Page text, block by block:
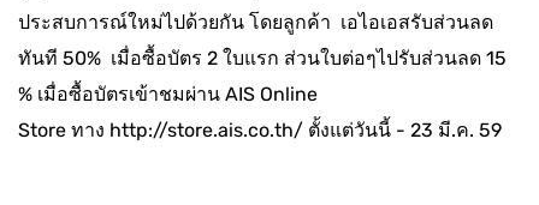
ประสบการณ์ใหม่ไปด้วยกัน โดยลูกค้า เอไอเอสรับส่วนลด
ทันที 50% เมื่อซื้อบัตร 2 ใบแรก ส่วนใบต่อๆไปรับส่วนลด 15
% เมื่อซื้อบัตรเข้าชมผ่าน AIS Online
Store ทาง http://store.ais.co.th/ ตั้งแต่วันนี้ - 23 มี.ค. 59